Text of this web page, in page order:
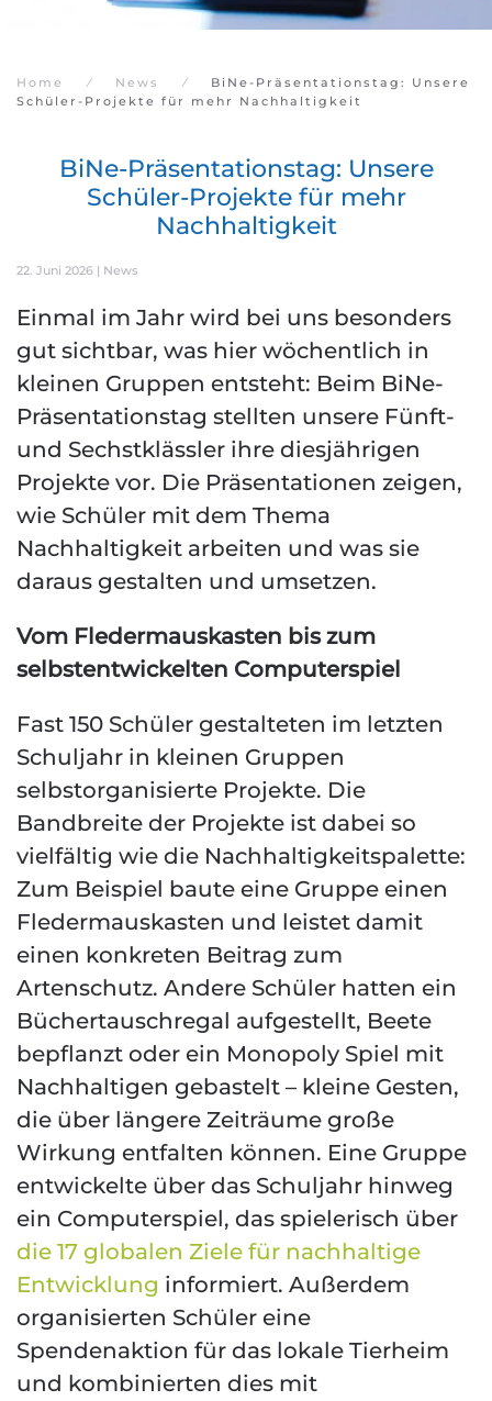
Home News
BiNe-Präsentationstag: Unsere
Schüler-Projekte für mehr Nachhaltigkeit
BiNe-Präsentationstag: Unsere
Schüler-Projekte für mehr
Nachhaltigkeit
22. Juni 2026 | News
Einmal im Jahr wird bei uns besonders
gut sichtbar, was hier wöchentlich in
kleinen Gruppen entsteht: Beim BiNe-
Präsentationstag stellten unsere Fünft-
und Sechstklässler ihre diesjährigen
Projekte vor. Die Präsentationen zeigen,
wie Schüler mit dem Thema
Nachhaltigkeit arbeiten und was sie
daraus gestalten und umsetzen.
Vom Fledermauskasten bis zum
selbstentwickelten Computerspiel
Fast 150 Schüler gestalteten im letzten
Schuljahr in kleinen Gruppen
selbstorganisierte Projekte. Die
Bandbreite der Projekte ist dabei so
vielfältig wie die Nachhaltigkeitspalette:
Zum Beispiel baute eine Gruppe einen
Fledermauskasten und leistet damit
einen konkreten Beitrag zum
Artenschutz. Andere Schüler hatten ein
Büchertauschregal aufgestellt, Beete
bepflanzt oder ein Monopoly Spiel mit
Nachhaltigen gebastelt – kleine Gesten,
die über längere Zeiträume große
Wirkung entfalten können. Eine Gruppe
entwickelte über das Schuljahr hinweg
ein Computerspiel, das spielerisch über
die 17 globalen Ziele für nachhaltige
Entwicklung informiert. Außerdem
organisierten Schüler eine
Spendenaktion für das lokale Tierheim
und kombinierten dies mit